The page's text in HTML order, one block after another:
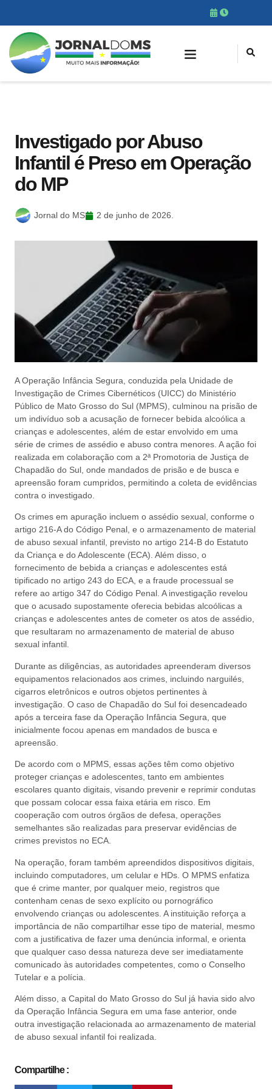
Investigado por Abuso
Infantil é Preso em Operação
do MP
Jornal do MS 2 de junho de 2026.
A Operação Infância Segura, conduzida pela Unidade de
Investigação de Crimes Cibernéticos (UICC) do Ministério
Público de Mato Grosso do Sul (MPMS), culminou na prisão de
um indivíduo sob a acusação de fornecer bebida alcoólica a
crianças e adolescentes, além de estar envolvido em uma
série de crimes de assédio e abuso contra menores. A ação foi
realizada em colaboração com a 2ª Promotoria de Justiça de
Chapadão do Sul, onde mandados de prisão e de busca e
apreensão foram cumpridos, permitindo a coleta de evidências
contra o investigado.
Os crimes em apuração incluem o assédio sexual, conforme o
artigo 216-A do Código Penal, e o armazenamento de material
de abuso sexual infantil, previsto no artigo 214-B do Estatuto
da Criança e do Adolescente (ECA). Além disso, o
fornecimento de bebida a crianças e adolescentes está
tipificado no artigo 243 do ECA, e a fraude processual se
refere ao artigo 347 do Código Penal. A investigação revelou
que o acusado supostamente oferecia bebidas alcoólicas a
crianças e adolescentes antes de cometer os atos de assédio,
que resultaram no armazenamento de material de abuso
sexual infantil.
Durante as diligências, as autoridades apreenderam diversos
equipamentos relacionados aos crimes, incluindo narguilés,
cigarros eletrônicos e outros objetos pertinentes à
investigação. O caso de Chapadão do Sul foi desencadeado
após a terceira fase da Operação Infância Segura, que
inicialmente focou apenas em mandados de busca e
apreensão.
De acordo com o MPMS, essas ações têm como objetivo
proteger crianças e adolescentes, tanto em ambientes
escolares quanto digitais, visando prevenir e reprimir condutas
que possam colocar essa faixa etária em risco. Em
cooperação com outros órgãos de defesa, operações
semelhantes são realizadas para preservar evidências de
crimes previstos no ECA.
Na operação, foram também apreendidos dispositivos digitais,
incluindo computadores, um celular e HDs. O MPMS enfatiza
que é crime manter, por qualquer meio, registros que
contenham cenas de sexo explícito ou pornográfico
envolvendo crianças ou adolescentes. A instituição reforça a
importância de não compartilhar esse tipo de material, mesmo
com a justificativa de fazer uma denúncia informal, e orienta
que qualquer caso dessa natureza deve ser imediatamente
comunicado às autoridades competentes, como o Conselho
Tutelar e a polícia.
Além disso, a Capital do Mato Grosso do Sul já havia sido alvo
da Operação Infância Segura em uma fase anterior, onde
outra investigação relacionada ao armazenamento de material
de abuso sexual infantil foi realizada.
Compartilhe :